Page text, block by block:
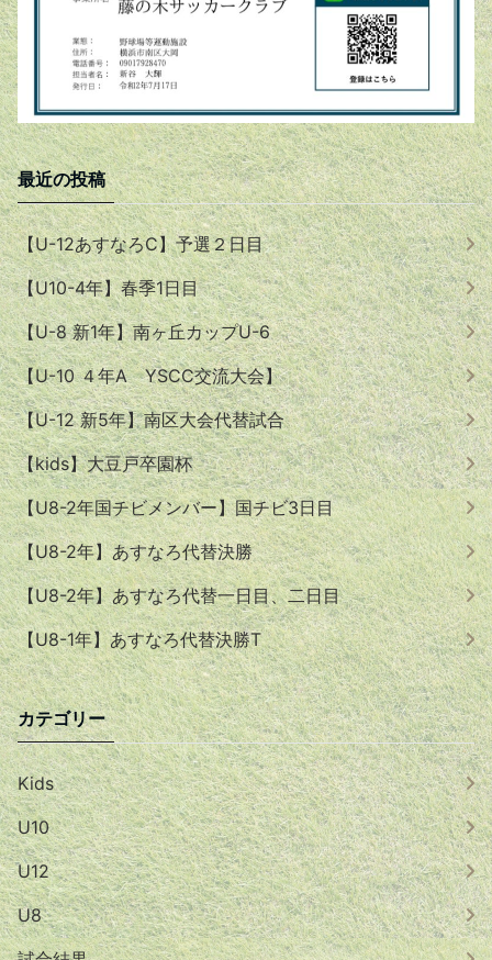
最近の投稿
【U-12あすなろC】予選２日目
【U10-4年】春季1日目
【U-8 新1年】南ヶ丘カップU-6
【U-10 ４年A YSCC交流大会】
【U-12 新5年】南区大会代替試合
【kids】大豆戸卒園杯
【U8-2年国チビメンバー】国チビ3日目
【U8-2年】あすなろ代替決勝
【U8-2年】あすなろ代替一日目、二日目
【U8-1年】あすなろ代替決勝T
カテゴリー
Kids
U10
U12
U8